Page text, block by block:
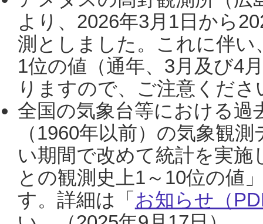
より、2026年3月1日から
測としました。これに伴い
1位の値（通年、3月及び4
りますので、ご注意くだ
全国の気象台等における過
（1960年以前）の気象観
い期間で改めて統計を実
との観測史上1～10位の値
す。詳細は「 お知らせ（